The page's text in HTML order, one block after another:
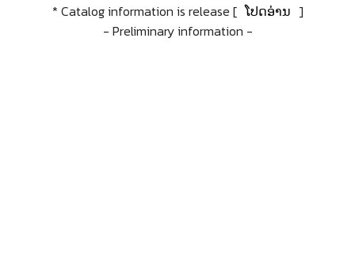
* Catalog information is release [ ໂປດອ່ານ ]
- Preliminary information -